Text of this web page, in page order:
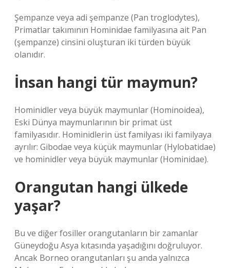
Şempanze veya adi şempanze (Pan troglodytes),
Primatlar takımının Hominidae familyasına ait Pan
(şempanze) cinsini oluşturan iki türden büyük
olanıdır.
İnsan hangi tür maymun?
Hominidler veya büyük maymunlar (Hominoidea),
Eski Dünya maymunlarının bir primat üst
familyasıdır. Hominidlerin üst familyası iki familyaya
ayrılır: Gibodae veya küçük maymunlar (Hylobatidae)
ve hominidler veya büyük maymunlar (Hominidae).
Orangutan hangi ülkede
yaşar?
Bu ve diğer fosiller orangutanların bir zamanlar
Güneydoğu Asya kıtasında yaşadığını doğruluyor.
Ancak Borneo orangutanları şu anda yalnızca